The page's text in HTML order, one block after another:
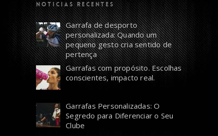
NOTICIAS RECENTES
Garrafa de desporto
personalizada: Quando um
pequeno gesto cria sentido de
pertença
Garrafas com propósito. Escolhas
conscientes, impacto real.
Garrafas Personalizadas: O
Segredo para Diferenciar o Seu
Clube